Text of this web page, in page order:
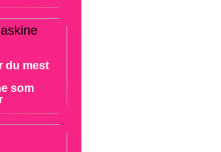
du mest
som